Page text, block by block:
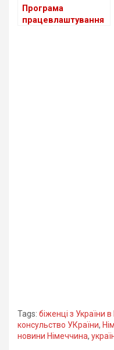
Програма
працевлаштування
Tags: біженці з України в
консульство УКраїни,
новини Німеччина,